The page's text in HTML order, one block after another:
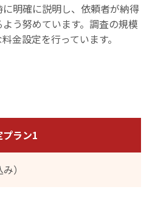
明確に説明し、依頼者が納得
う努めています。調査の規模
金設定を行っています。
ラン1
）